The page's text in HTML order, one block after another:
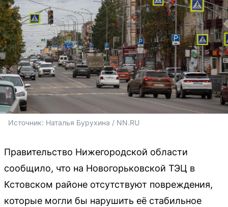
Источник: Наталья Бурухина / NN.RU
Правительство Нижегородской области
сообщило, что на Новогорьковской ТЭЦ в
Кстовском районе отсутствуют повреждения,
которые могли бы нарушить её стабильное